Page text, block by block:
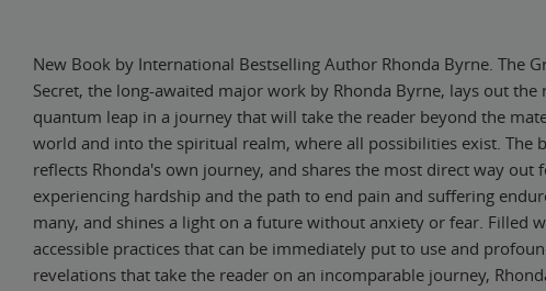
New Book by International Bestselling Author Rhonda Byrne. The
Secret, the long-awaited major work by Rhonda Byrne, lays out the
quantum leap in a journey that will take the reader beyond the
world and into the spiritual realm, where all possibilities exist. The
reflects Rhonda's own journey, and shares the most direct way out
experiencing hardship and the path to end pain and suffering
many, and shines a light on a future without anxiety or fear. Filled
accessible practices that can be immediately put to use and
revelations that take the reader on an incomparable journey,